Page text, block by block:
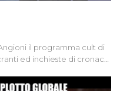
il programma cult di
ed inchieste di cronaca